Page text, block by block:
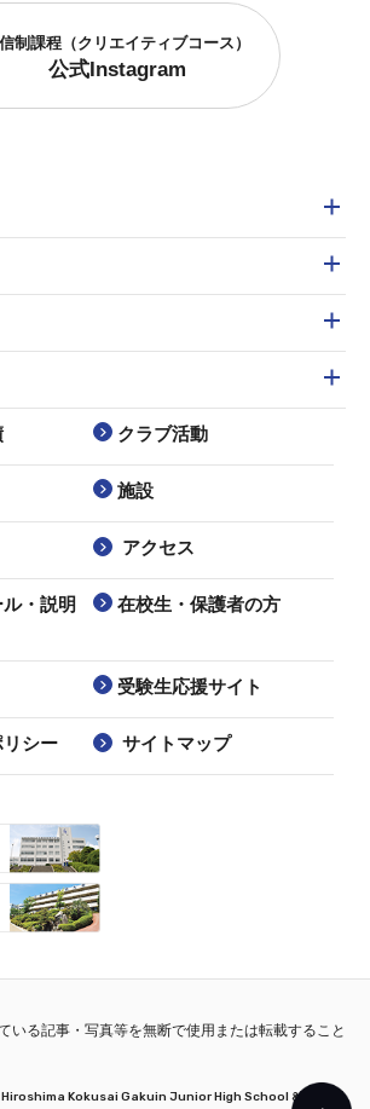
制課程 （クリエイティブコース）
公式Instagram
クラブ活動
施設
アクセス
・説明
在校生・保護者の方
受験生応援サイト
シー サイトマップ
いる記事・写真等を無断で使用または転載すること
Kokusai Gakuin Junior High School & High